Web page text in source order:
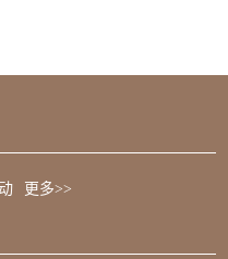
．工程概况苏州博物馆新馆选
更多>>